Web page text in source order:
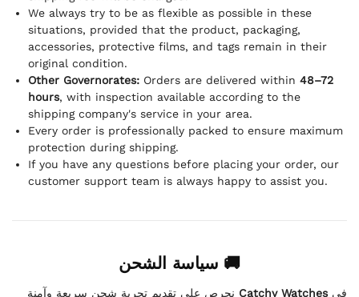
We always try to be as flexible as possible in these
situations, provided that the product, packaging,
accessories, protective films, and tags remain in their
original condition.
Other Governorates: Orders are delivered within 48–72
hours, with inspection available according to the
shipping company's service in your area.
Every order is professionally packed to ensure maximum
protection during shipping.
If you have any questions before placing your order, our
customer support team is always happy to assist you.
🚚 سياسة الشحن
فيCatchy Watches نحرص على تقديم تجربة شحن سريعة وآمنة